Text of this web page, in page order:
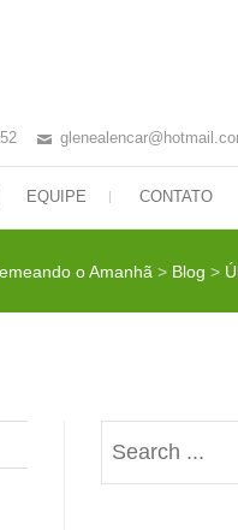
EQUIPE CONTATO
o Amanhã > Blog >